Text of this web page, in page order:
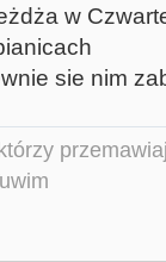
w
sie nim